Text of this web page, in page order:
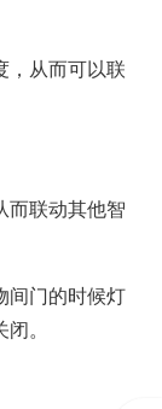
，从而可以联
而联动其他智
间门的时候灯
。